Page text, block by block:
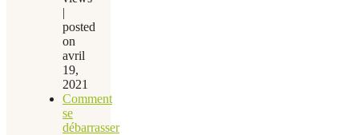
|
posted
on
avril
19,
2021
Comment
se
débarrasser